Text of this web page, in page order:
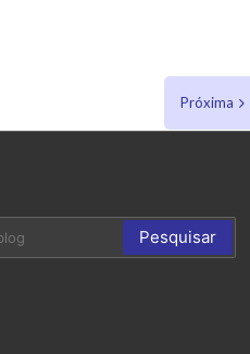
Próxima